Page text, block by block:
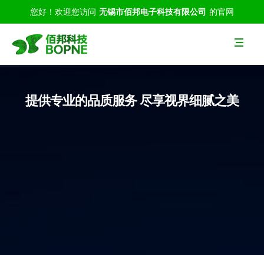
您好！欢迎您访问 无锡市佰邦电子科技有限公司 的官网
提供专业的品质服务 尽享视界细腻之美